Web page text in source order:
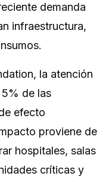
demanda
infraestructura,
la atención
de las
efecto
proviene de
hospitales, salas
críticas y